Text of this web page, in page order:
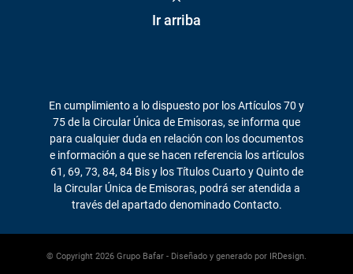
Ir arriba
En cumplimiento a lo dispuesto por los Artículos 70 y
75 de la Circular Única de Emisoras, se informa que
para cualquier duda en relación con los documentos
e información a que se hacen referencia los artículos
61, 69, 73, 84, 84 Bis y los Títulos Cuarto y Quinto de
la Circular Única de Emisoras, podrá ser atendida a
través del apartado denominado Contacto.
© Copyright 2026 Grupo Bafar - Diseñado y generado por IRDesign.